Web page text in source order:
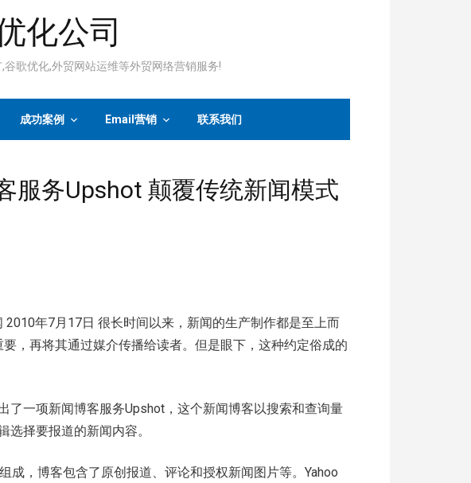
化公司
歌优化,外贸网站运维等外贸网络营销服务!
成功案例 Email营销 联系我们
服务Upshot 颠覆传统新闻模式
2010年7月17日 很长时间以来，新闻的生产制作都是至上而
，再将其通过媒介传播给读者。但是眼下，这种约定俗成的
了一项新闻博客服务Upshot，这个新闻博客以搜索和查询量
选择要报道的新闻内容。
成，博客包含了原创报道、评论和授权新闻图片等。Yahoo